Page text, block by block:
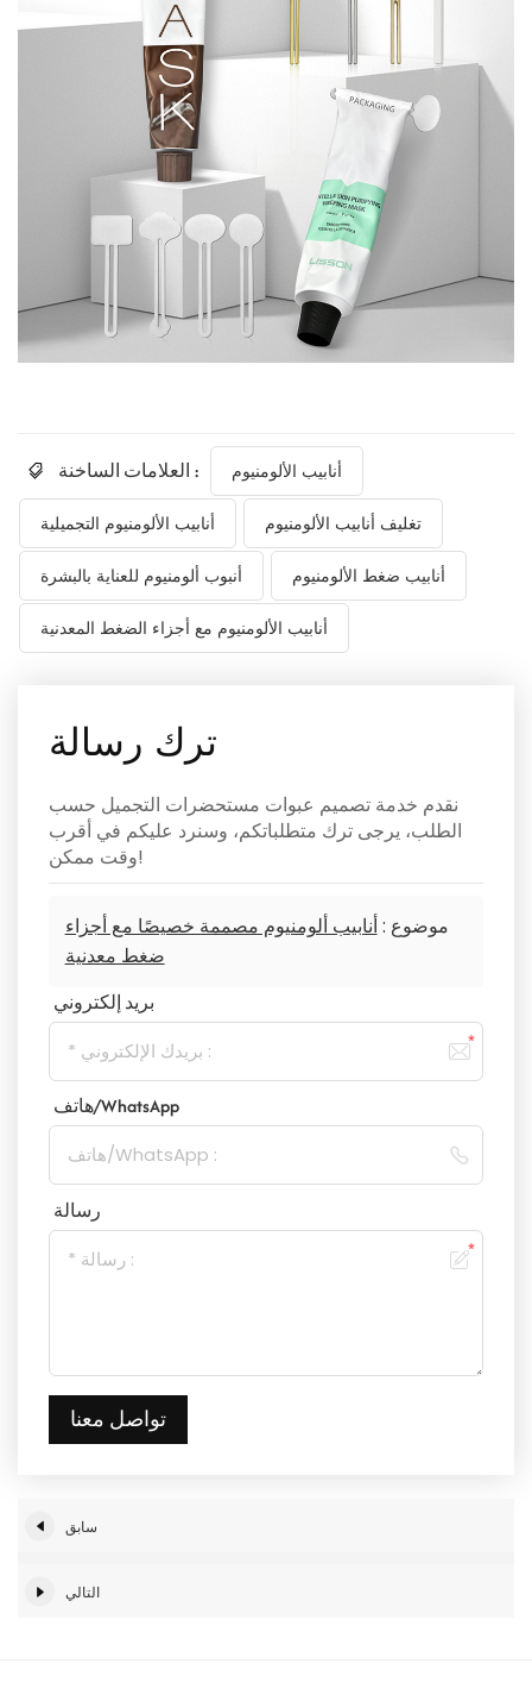
العلامات الساخنة : أنابيب الألومنيوم
أنابيب الألومنيوم التجميلية تغليف أنابيب الألومنيوم
أنبوب ألومنيوم للعناية بالبشرة أنابيب ضغط الألومنيوم
أنابيب الألومنيوم مع أجزاء الضغط المعدنية
ترك رسالة
نقدم خدمة تصميم عبوات مستحضرات التجميل حسب
الطلب، يرجى ترك متطلباتكم، وسنرد عليكم في أقرب
وقت ممكن!
موضوع :أنابيب ألومنيوم مصممة خصيصًا مع أجزاء
ضغط معدنية
بريد إلكتروني
هاتف/WhatsApp
رسالة
تواصل معنا
سابق
التالي